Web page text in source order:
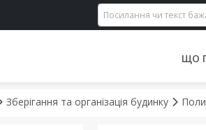
ЩО
Зберігання та організація будинку